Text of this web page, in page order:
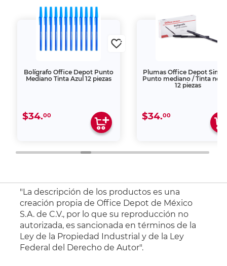
Bolígrafo Office Depot Punto
Mediano Tinta Azul 12 piezas
$34.00
Plumas Office Depot
Punto mediano / Tinta
12 piezas
$34.00
"La descripción de los productos es una
creación propia de Office Depot de México
S.A. de C.V., por lo que su reproducción no
autorizada, es sancionada en términos de la
Ley de la Propiedad Industrial y de la Ley
Federal del Derecho de Autor".